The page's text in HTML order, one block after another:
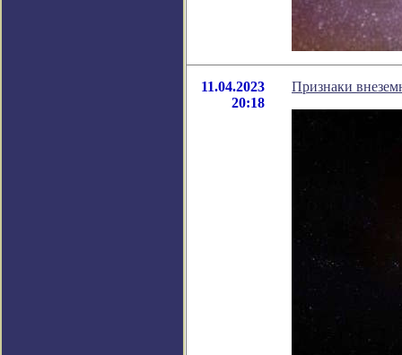
11.04.2023
20:18
Признаки